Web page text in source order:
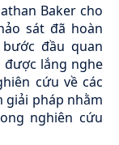
Baker cho
sát đã hoàn
đầu quan
lắng nghe
cứu về các
giải pháp nhằm
nghiên cứu